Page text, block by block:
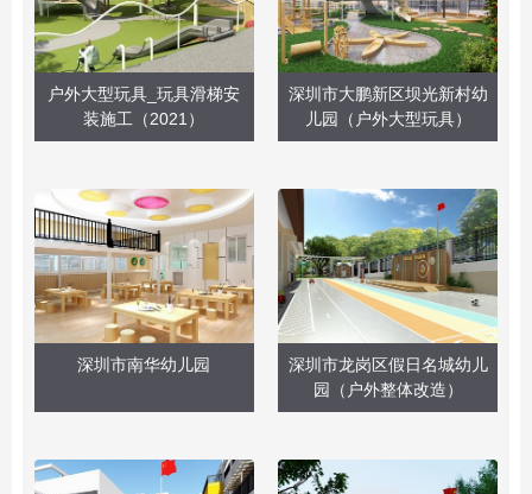
户外大型玩具_玩具滑梯安
装施工（2021）
深圳市大鹏新区坝光新村幼
儿园（户外大型玩具）
深圳市南华幼儿园
深圳市龙岗区假日名城幼儿
园（户外整体改造）